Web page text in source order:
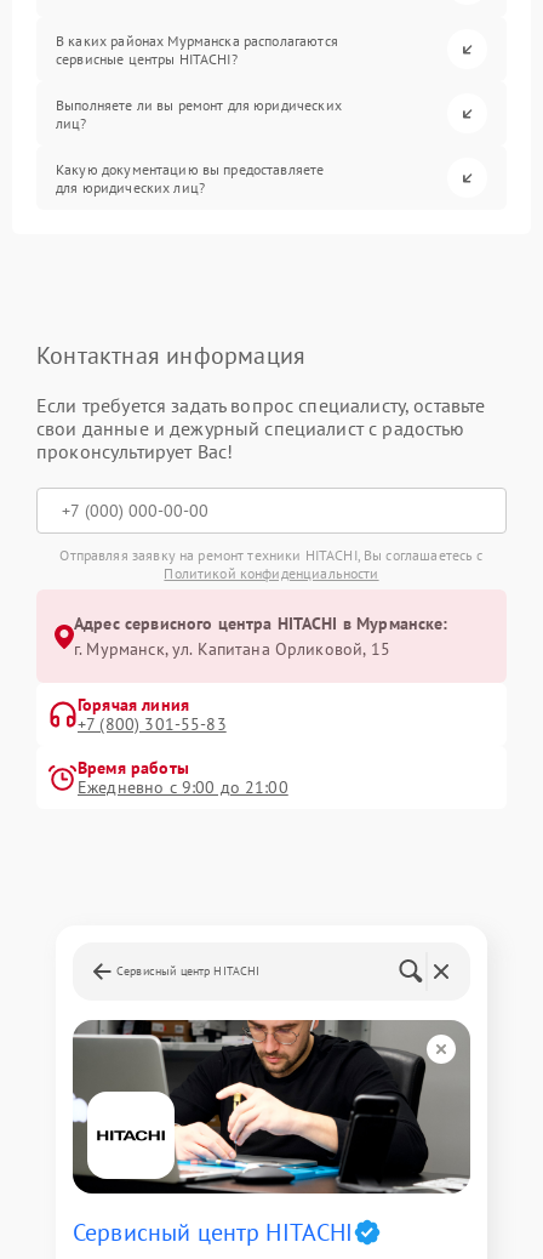
В каких районах Мурманска располагаются
сервисные центры HITACHI?
Выполняете ли вы ремонт для юридических
лиц?
Какую документацию вы предоставляете
для юридических лиц?
Контактная информация
Если требуется задать вопрос специалисту, оставьте
свои данные и дежурный специалист с радостью
проконсультирует Вас!
Отправляя заявку на ремонт техники HITACHI, Вы соглашаетесь с
Политикой конфиденциальности
Адрес сервисного центра HITACHI в Мурманске:
г. Мурманск, ул. Капитана Орликовой, 15
Горячая линия
+7 (800) 301-55-83
Время работы
Ежедневно с 9:00 до 21:00
Сервисный центр HITACHI
Сервисный центр HITACHI